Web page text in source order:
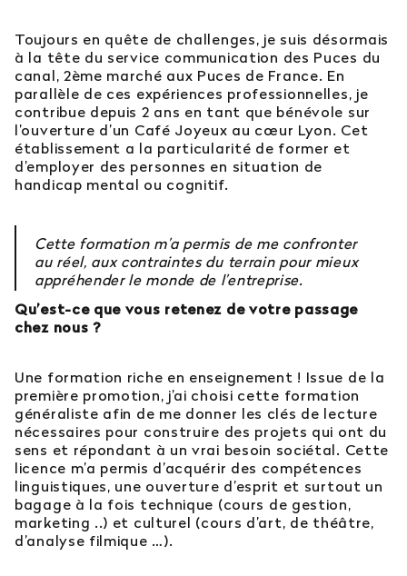
Toujours en quête de challenges, je suis désormais
à la tête du service communication des Puces du
canal, 2ème marché aux Puces de France. En
parallèle de ces expériences professionnelles, je
contribue depuis 2 ans en tant que bénévole sur
l’ouverture d’un Café Joyeux au cœur Lyon. Cet
établissement a la particularité de former et
d’employer des personnes en situation de
handicap mental ou cognitif.
Cette formation m’a permis de me confronter
au réel, aux contraintes du terrain pour mieux
appréhender le monde de l’entreprise.
Qu’est-ce que vous retenez de votre passage
chez nous ?
Une formation riche en enseignement ! Issue de la
première promotion, j’ai choisi cette formation
généraliste afin de me donner les clés de lecture
nécessaires pour construire des projets qui ont du
sens et répondant à un vrai besoin sociétal. Cette
licence m’a permis d’acquérir des compétences
linguistiques, une ouverture d’esprit et surtout un
bagage à la fois technique (cours de gestion,
marketing ..) et culturel (cours d’art, de théâtre,
d’analyse filmique …).